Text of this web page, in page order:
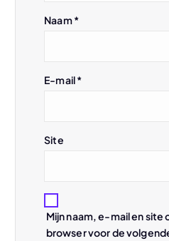
Naam*
E-mail*
Site
Mijn naam, e-mail en site
browser voor de